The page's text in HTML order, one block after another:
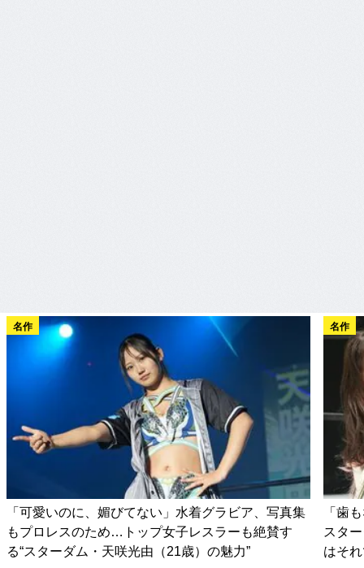
名作
「可愛いのに、媚びてない」水着グラビア、写真集
もプロレスのため…トップ女子レスラーも絶賛す
る“スターダム・天咲光由（21歳）の魅力”
名作
「歯
スタ
はそ